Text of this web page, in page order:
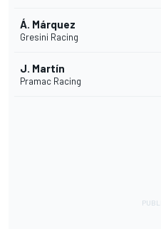
Á. Márquez
Gresini Racing
J. Martín
Pramac Racing